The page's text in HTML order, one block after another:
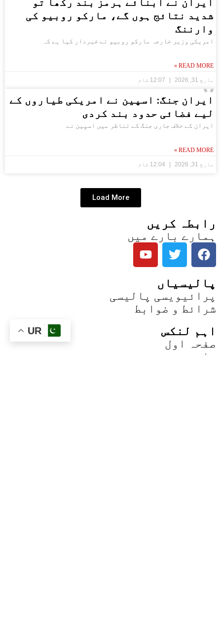
ایران نے آبنائے ہرمز بند رکھا تو
شدید نتائج ہوں گے، مارکو روبیو کی
وارننگ
امریکی وزیر خارجہ مارکو روبیو نے خبردار کیا ہے کہ
READ MORE »
مارچ 31, 2026
ایران جنگ: اسپین نے امریکی طیاروں کے
لیے فضائی حدود بند کردی
ایران کے خلاف جاری جنگ کے تناظر میں اسپین نے
READ MORE »
مارچ 31, 2026
Load More
رابطہ کریں
ہمارے بارے میں
پالیسیاں
پرائیویسی پالیسی
شرائط و ضوابط
اہم لنکس
صفحہ اول
تازہ ترین خبریں
UR